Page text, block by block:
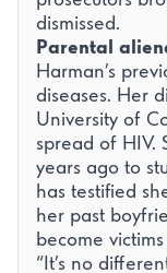
dismissed.
Parental
Harman’s
diseases. Her
University of
spread of HIV.
years ago to
has testified
her past
become
“It’s no